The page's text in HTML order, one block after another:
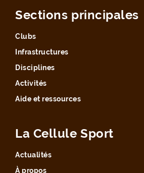
Sections principales
Clubs
Infrastructures
Disciplines
Activités
Aide et ressources
La Cellule Sport
Actualités
À propos